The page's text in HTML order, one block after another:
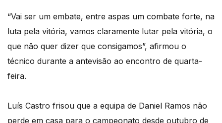
“Vai ser um embate, entre aspas um combate forte, na
luta pela vitória, vamos claramente lutar pela vitória, o
que não quer dizer que consigamos”, afirmou o
técnico durante a antevisão ao encontro de quarta-
feira.
Luís Castro frisou que a equipa de Daniel Ramos não
perde em casa para o campeonato desde outubro de